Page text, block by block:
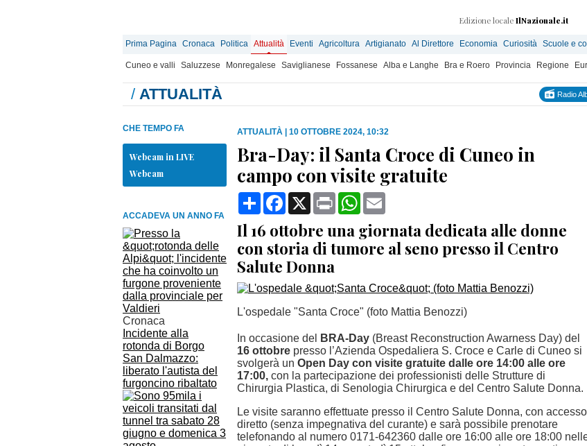
Edizione locale IlNazionale.it
Prima Pagina Cronaca Politica Attualità Eventi Agricoltura Artigianato Al Direttore Economia Curiosità Scuole e
Cuneo e valli Saluzzese Monregalese Saviglianese Fossanese Alba e Langhe Bra e Roero Provincia Regione
/ ATTUALITÀ Radio
CHE TEMPO FA
Webcam in LIVE
Webcam
ACCADEVA UN ANNO FA
Cronaca
Incidente alla
rotonda di Borgo
San Dalmazzo:
liberato l'autista del
furgoncino ribaltato
ATTUALITÀ 10 OTTOBRE 2024, 10:32
Bra-Day: il Santa Croce di Cuneo in
campo con visite gratuite
CondividiFacebook
X Print WhatsApp
Il 16 ottobre una giornata dedicata alle donne
con storia di tumore al seno presso il Centro
Salute Donna
L'ospedale "Santa Croce" (foto Mattia Benozzi)
In occasione del BRA-Day (Breast Reconstruction Awarness Day) del
16 ottobre presso l’Azienda Ospedaliera S. Croce e Carle di Cuneo si
svolgerà un Open Day con visite gratuite dalle ore 14:00 alle ore
17:00, con la partecipazione dei professionisti delle Strutture di
Chirurgia Plastica, di Senologia Chirurgica e del Centro Salute Donna.
Le visite saranno effettuate presso il Centro Salute Donna, con accesso
diretto (senza impegnativa del curante) e sarà possibile prenotare
telefonando al numero 0171-642360 dalle ore 16:00 alle ore 18:00